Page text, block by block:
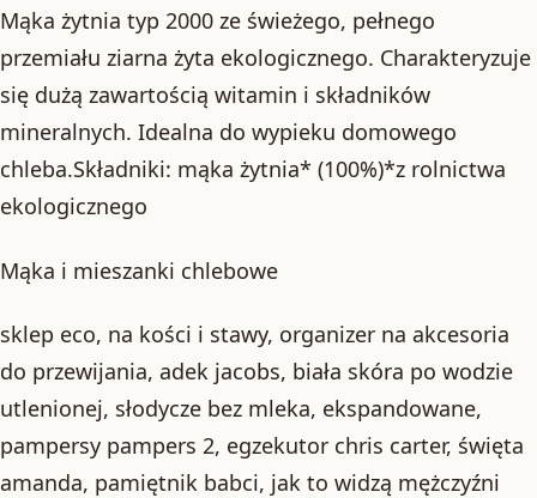
Mąka żytnia typ 2000 ze świeżego, pełnego
przemiału ziarna żyta ekologicznego. Charakteryzuje
się dużą zawartością witamin i składników
mineralnych. Idealna do wypieku domowego
chleba.Składniki: mąka żytnia* (100%)*z rolnictwa
ekologicznego
Mąka i mieszanki chlebowe
sklep eco, na kości i stawy, organizer na akcesoria
do przewijania, adek jacobs, biała skóra po wodzie
utlenionej, słodycze bez mleka, ekspandowane,
pampersy pampers 2, egzekutor chris carter, święta
amanda, pamiętnik babci, jak to widzą mężczyźni